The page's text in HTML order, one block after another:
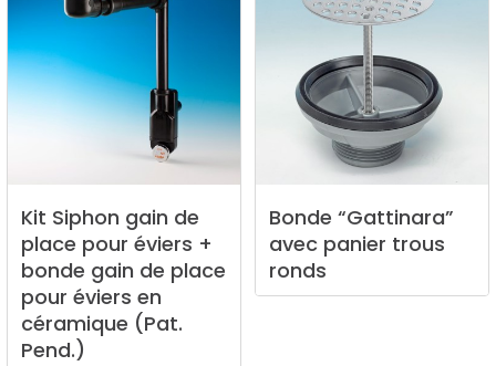
Kit Siphon gain de
place pour éviers +
bonde gain de place
pour éviers en
céramique (Pat.
Pend.)
Bonde “Gattinara”
avec panier trous
ronds